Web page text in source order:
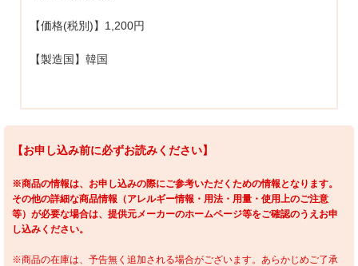
【価格(税別)】1,200円
【製造国】韓国
【お申し込み前に必ずお読みください】
※商品の情報は、お申し込みの際にご参考いただくための情報となります。
その他の詳細な商品情報（アレルギー情報・用法・用量・使用上のご注意
等）が必要な場合は、提供元メーカーのホームページ等をご確認のうえお申
し込みください。
※商品の在庫は、予告無く追加される場合がございます。あらかじめご了承